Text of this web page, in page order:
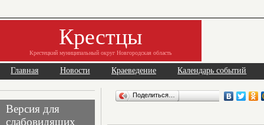
Крестцы
Крестецкий муниципальный округ Новгородская область
Главная Новости Краеведение Календарь событий
Версия для
слабовидящих
Поделиться…